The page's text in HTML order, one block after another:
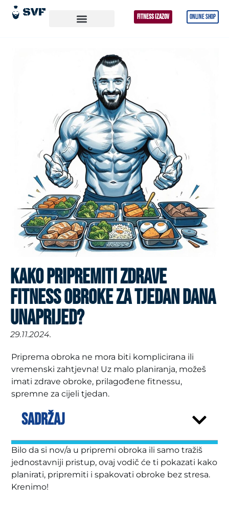
FITNESS IZAZOV ONLINE SHOP
KAKO PRIPREMITI ZDRAVE
FITNESS OBROKE ZA TJEDAN DANA
UNAPRIJED?
29.11.2024.
Priprema obroka ne mora biti komplicirana ili
vremenski zahtjevna! Uz malo planiranja, možeš
imati zdrave obroke, prilagođene fitnessu,
spremne za cijeli tjedan.
SADRŽAJ
Bilo da si nov/a u pripremi obroka ili samo tražiš
jednostavniji pristup, ovaj vodič će ti pokazati kako
planirati, pripremiti i spakovati obroke bez stresa.
Krenimo!